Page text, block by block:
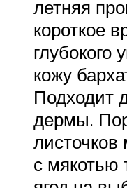
летняя
короткое
глубокого
кожу
Подходит
дермы.
с мякотью